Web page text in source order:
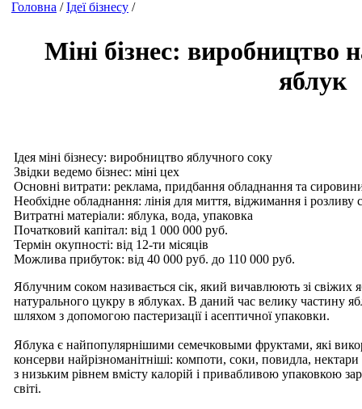
Головна /Ідеї бізнесу /
Міні бізнес: виробництво
яблук
Ідея міні бізнесу: виробництво яблучного соку
Звідки ведемо бізнес: міні цех
Основні витрати: реклама, придбання обладнання та
Необхідне обладнання: лінія для миття, віджимання і розливу
Витратні матеріали: яблука, вода, упаковка
Початковий капітал: від 1 000 000 руб.
Термін окупності: від 12-ти місяців
Можлива прибуток: від 40 000 руб. до 110 000 руб.
Яблучним соком називається сік, який вичавлюють зі свіжих
натурального цукру в яблуках. В даний час велику частину
шляхом з допомогою пастеризації і асептичної упаковки.
Яблука є найпопулярнішими семечковыми фруктами, які
консерви найрізноманітніші: компоти, соки, повидла,
з низьким рівнем вмісту калорій і привабливою упаковкою
світі.